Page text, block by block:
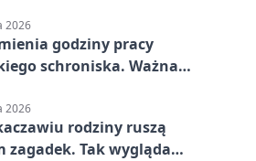
2026
godziny pracy
schroniska. Ważna
2026
rodziny ruszą
zagadek. Tak wygląda